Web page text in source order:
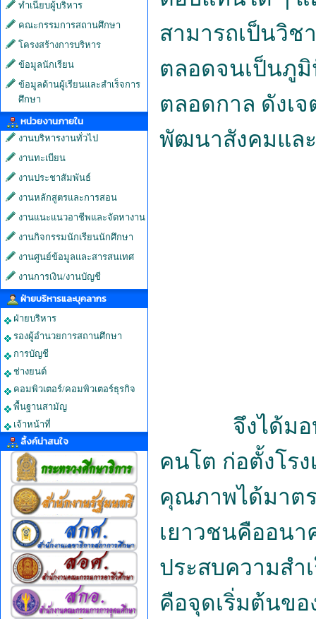
ทำเนียบผู้บริหาร
คณะกรรมการสถานศึกษา
โครงสร้างการบริหาร
ข้อมูลนักเรียน
ข้อมูลด้านผู้เรียนและสำเร็จการ
ศึกษา
หน่วยงานภายใน
งานบริหารงานทั่วไป
งานทะเบียน
งานประชาสัมพันธ์
งานหลักสูตรและการสอน
งานแนะแนวอาชีพและจัดหางาน
งานกิจกรรมนักเรียนนักศึกษา
งานศูนย์ข้อมูลและสารสนเทศ
งานการเงิน/งานบัญชี
ฝ่ายบริหารและบุคลากร
ฝ่ายบริหาร
รองผู้อำนวยการสถานศึกษา
การบัญชี
ช่างยนต์
คอมพิวเตอร์/คอมพิวเตอร์ธุรกิจ
พื้นฐานสามัญ
เจ้าหน้าที่
ลิ้งค์น่าสนใจ
สามารถเป็นวิ
ตลอดจนเป็นภู
ตลอดกาล ดังเ
พัฒนาสังคมแล
จึงได้มอบห
คนโต ก่อตั้งโร
คุณภาพได้มาต
เยาวชนคืออน
ประสบความสำ
คือจุดเริ่มต้นขอ